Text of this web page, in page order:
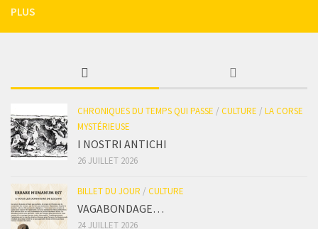
PLUS
CHRONIQUES DU TEMPS QUI PASSE / CULTURE / LA CORSE
MYSTÉRIEUSE
I NOSTRI ANTICHI
26 JUILLET 2026
BILLET DU JOUR / CULTURE
VAGABONDAGE…
24 JUILLET 2026